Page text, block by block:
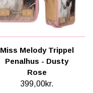
Miss Melody Trippel
Penalhus - Dusty
Rose
399,00kr.